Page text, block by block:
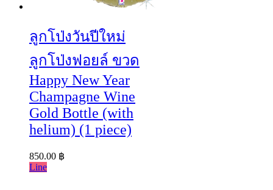
ลูกโป่งวันปีใหม่
ลูกโป่งฟอยล์ ขวด
Happy New Year
Champagne Wine
Gold Bottle (with
helium) (1 piece)
850.00 ฿
Line